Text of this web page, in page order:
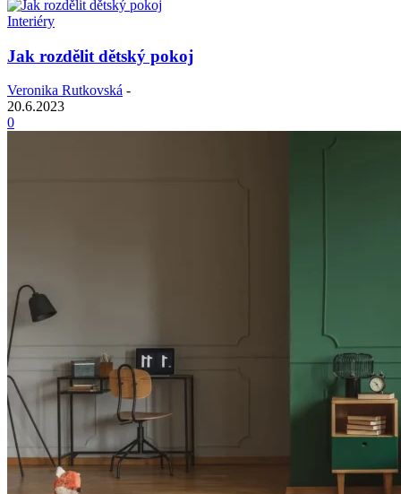
Interiéry
Jak rozdělit dětský pokoj
Veronika Rutkovská -
20.6.2023
0